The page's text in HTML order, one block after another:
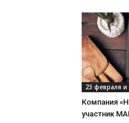
23 февраля и
Компания
участник